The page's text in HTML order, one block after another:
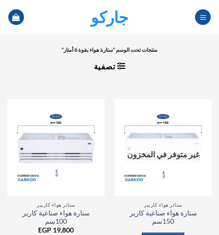
للمحتوى
جاركو
منتجات تحت الوسم “ستارة هواء بقوة 6 أمتار”
تصفية
غير متوفر في المخزون
ستائر هواء كاريير
ستارة هواء صناعية كارير
150سم
ستائر هواء كاريير
ستارة هواء صناعية كارير
100سم
EGP 19,800